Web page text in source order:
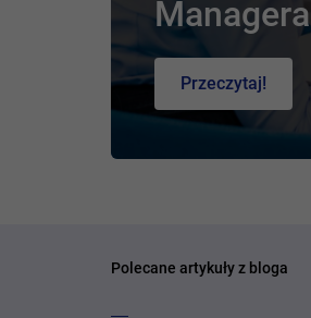
Managera
Przeczytaj!
Polecane artykuły z bloga